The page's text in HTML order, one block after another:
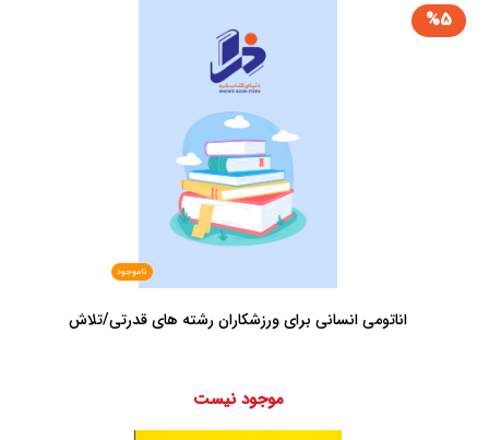
%5
ناموجود
اناتومی انسانی برای ورزشکاران رشته های قدرتی/تلاش
موجود نیست